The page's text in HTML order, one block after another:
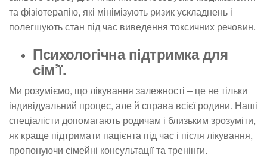
та фізіотерапію, які мінімізують ризик ускладнень і
полегшують стан під час виведення токсичних речовин.
Психологічна підтримка для
сім’ї.
Ми розуміємо, що лікування залежності – це не тільки
індивідуальний процес, але й справа всієї родини. Наші
спеціалісти допомагають родичам і близьким зрозуміти,
як краще підтримати пацієнта під час і після лікування,
пропонуючи сімейні консультації та тренінги.